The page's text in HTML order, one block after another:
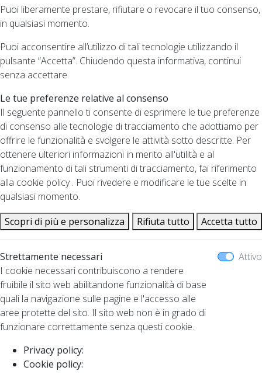
Puoi liberamente prestare, rifiutare o revocare il tuo consenso,
in qualsiasi momento.
Puoi acconsentire all’utilizzo di tali tecnologie utilizzando il
pulsante “Accetta”. Chiudendo questa informativa, continui
senza accettare.
Le tue preferenze relative al consenso
Il seguente pannello ti consente di esprimere le tue preferenze
di consenso alle tecnologie di tracciamento che adottiamo per
offrire le funzionalità e svolgere le attività sotto descritte. Per
ottenere ulteriori informazioni in merito all'utilità e al
funzionamento di tali strumenti di tracciamento, fai riferimento
alla cookie policy . Puoi rivedere e modificare le tue scelte in
qualsiasi momento.
Scopri di più e personalizza
Rifiuta tutto Accetta tutto
Strettamente necessari
I cookie necessari contribuiscono a rendere
fruibile il sito web abilitandone funzionalità di base
quali la navigazione sulle pagine e l'accesso alle
aree protette del sito. Il sito web non è in grado di
funzionare correttamente senza questi cookie.
Privacy policy:
Cookie policy:
Attivo